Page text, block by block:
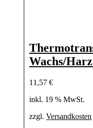
Wachs/
11,57 €
inkl. 19 % MwSt.
zzgl. Versandkosten